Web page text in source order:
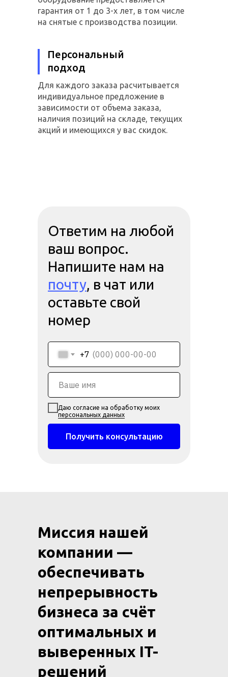
гарантия от 1 до 3-х лет, в том числе
на снятые с производства позиции.
Персональный
подход
Для каждого заказа расчитывается
индивидуальное предложение в
зависимости от объема заказа,
наличия позиций на складе, текущих
акций и имеющихся у вас скидок.
Ответим на любой
ваш вопрос.
Напишите нам на
почту, в чат или
оставьте свой
номер
+7
Даю согласие на обработку моих
персональных данных
Получить консультацию
Миссия нашей
компании —
обеспечивать
непрерывность
бизнеса за счёт
оптимальных и
выверенных IT-
решений